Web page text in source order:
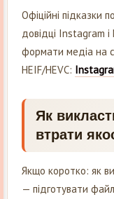
Офіційні
довідці Instagram
формати медіа на
HEIF/HEVC:
Як
втрати
Якщо коротко: як
— підготувати